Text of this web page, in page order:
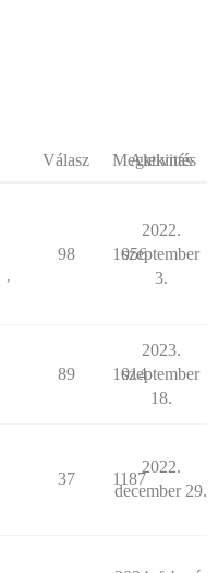
Válasz Megtekintés
Aktivitás
,
98 1056
2022.
szeptember
3.
89 1014
2023.
szeptember
18.
37 1187
2022.
december 29.